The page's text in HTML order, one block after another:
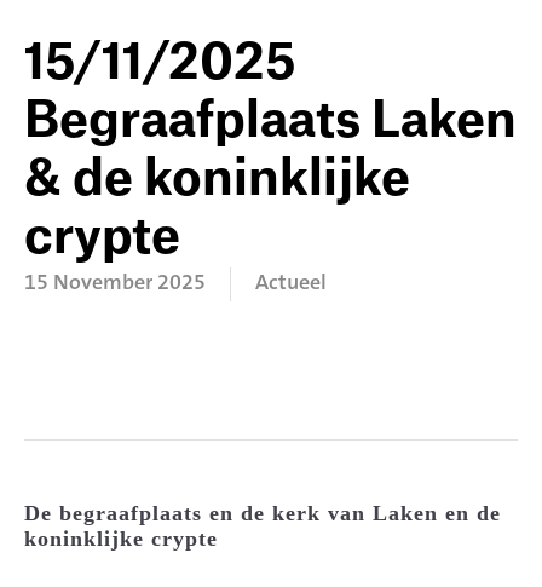
15/11/2025
Begraafplaats Laken
& de koninklijke
crypte
15 November 2025 Actueel
De begraafplaats en de kerk van Laken en de
koninklijke crypte